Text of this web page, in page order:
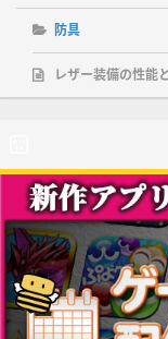
防具
レザー装備の性能